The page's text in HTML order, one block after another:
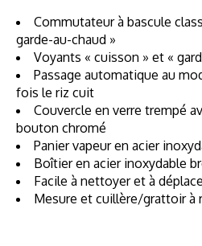
Commutateur à bascule
garde-au-chaud »
Voyants « cuisson » et «
Passage automatique au
fois le riz cuit
Couvercle en verre trempé
bouton chromé
Panier vapeur en acier
Boîtier en acier inoxydable
Facile à nettoyer et à
Mesure et cuillère/grattoir à